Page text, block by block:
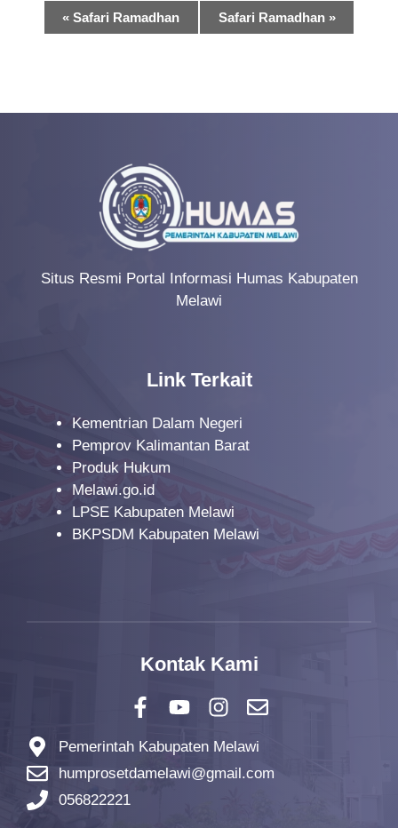
g
n
« Safari Ramadhan Safari Ramadhan »
Situs Resmi Portal Informasi Humas Kabupaten
Melawi
Link Terkait
Kementrian Dalam Negeri
Pemprov Kalimantan Barat
Produk Hukum
Melawi.go.id
LPSE Kabupaten Melawi
BKPSDM Kabupaten Melawi
Kontak Kami
Pemerintah Kabupaten Melawi
humprosetdamelawi@gmail.com
056822221